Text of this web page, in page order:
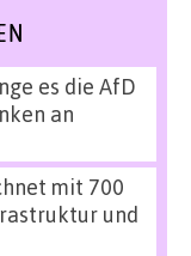
es die AfD
an
mit 700
und